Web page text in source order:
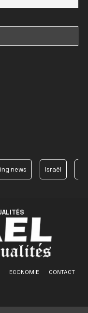
news Israël
ECONOMIE CONTACT